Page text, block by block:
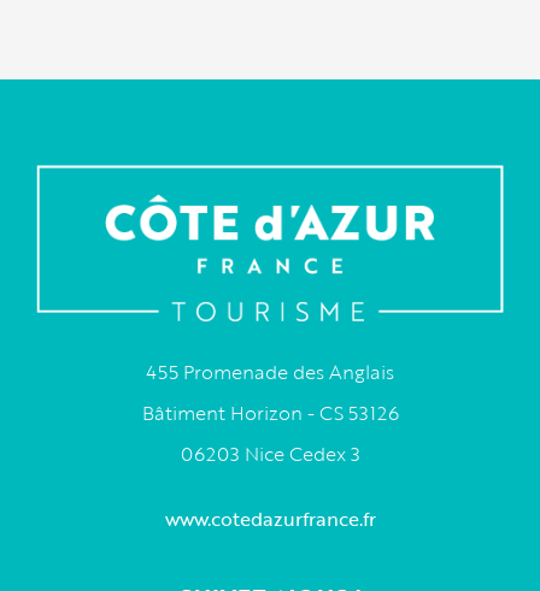
455 Promenade des Anglais
Bâtiment Horizon - CS 53126
06203 Nice Cedex 3
www.cotedazurfrance.fr